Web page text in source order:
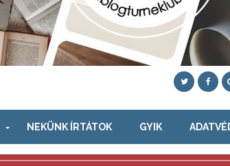
NEKÜNK ÍRTÁTOK GYIK